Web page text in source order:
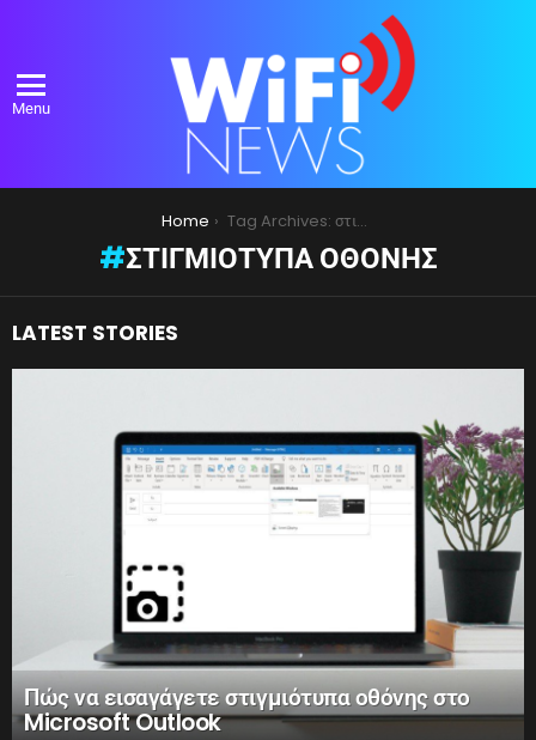
Menu
Home Tag Archives: στιγμιότυπα οθόνης
ΣΤΙΓΜΙΌΤΥΠΑ ΟΘΌΝΗΣ
LATEST STORIES
Πώς να εισαγάγετε στιγμιότυπα οθόνης στο
Microsoft Outlook